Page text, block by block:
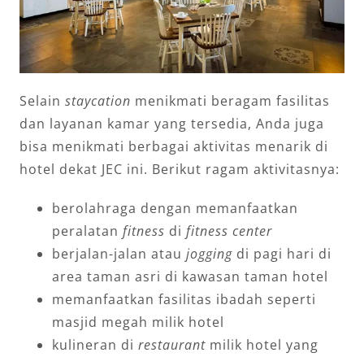
Selain staycation menikmati beragam fasilitas
dan layanan kamar yang tersedia, Anda juga
bisa menikmati berbagai aktivitas menarik di
hotel dekat JEC ini. Berikut ragam aktivitasnya:
berolahraga dengan memanfaatkan
peralatan fitness di fitness center
berjalan-jalan atau joggingdi pagi hari di
area taman asri di kawasan taman hotel
memanfaatkan fasilitas ibadah seperti
masjid megah milik hotel
kulineran di restaurantmilik hotel yang